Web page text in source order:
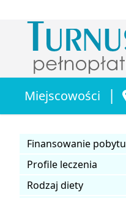
Miejscowości |
Finansowanie pobytu
Profile leczenia
Rodzaj diety